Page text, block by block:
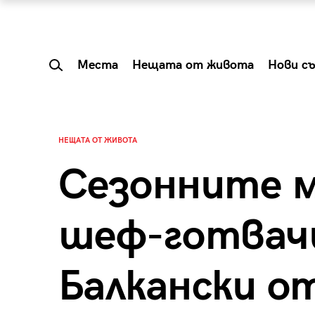
Места Нещата от живота Нови
НЕЩАТА ОТ ЖИВОТА
Сезонните
шеф-
Балкански
Summer Prelude: как